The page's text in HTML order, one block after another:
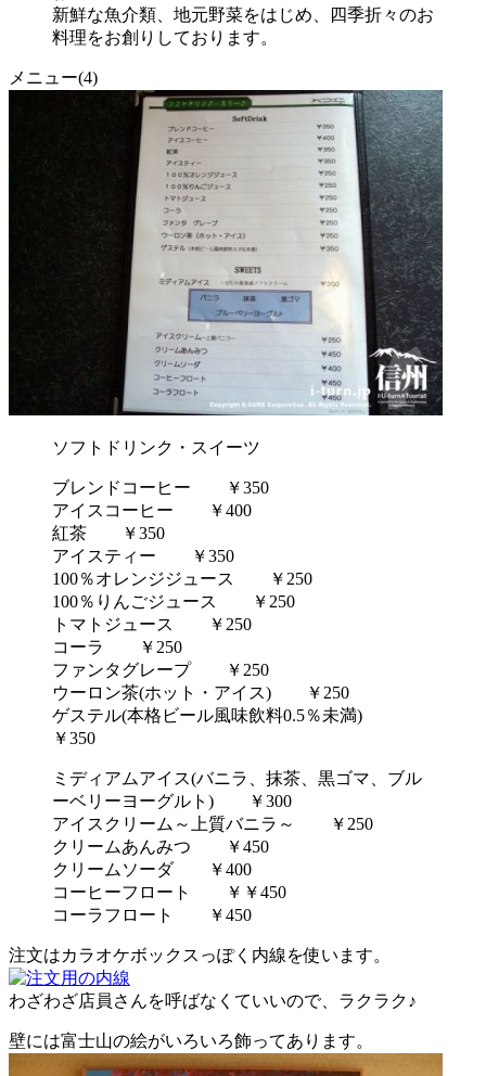
新鮮な魚介類、地元野菜をはじめ、四季折々のお
料理をお創りしております。
メニュー(4)
ソフトドリンク・スイーツ
ブレンドコーヒー ￥350
アイスコーヒー ￥400
紅茶 ￥350
アイスティー ￥350
100％オレンジジュース ￥250
100％りんごジュース ￥250
トマトジュース ￥250
コーラ ￥250
ファンタグレープ ￥250
ウーロン茶(ホット・アイス) ￥250
ゲステル(本格ビール風味飲料0.5％未満)
￥350
ミディアムアイス(バニラ、抹茶、黒ゴマ、ブル
ーベリーヨーグルト) ￥300
アイスクリーム～上質バニラ～ ￥250
クリームあんみつ ￥450
クリームソーダ ￥400
コーヒーフロート ￥￥450
コーラフロート ￥450
注文はカラオケボックスっぽく内線を使います。
わざわざ店員さんを呼ばなくていいので、ラクラク♪
壁には富士山の絵がいろいろ飾ってあります。